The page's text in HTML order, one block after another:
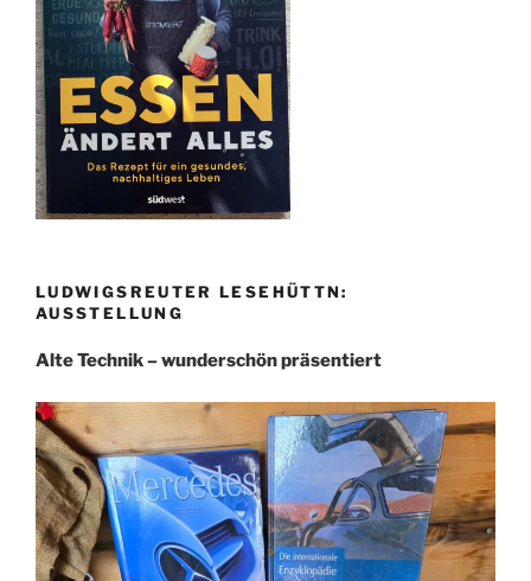
LUDWIGSREUTER LESEHÜTTN:
AUSSTELLUNG
Alte Technik – wunderschön präsentiert